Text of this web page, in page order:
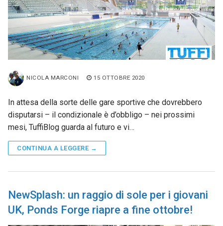
NICOLA MARCONI 15 OTTOBRE 2020
In attesa della sorte delle gare sportive che dovrebbero
disputarsi – il condizionale è d’obbligo – nei prossimi
mesi, TuffiBlog guarda al futuro e vi…
CONTINUA A LEGGERE →
NewSplash: un raggio di sole per i giovani
UK, Ponds Forge riapre a fine ottobre!